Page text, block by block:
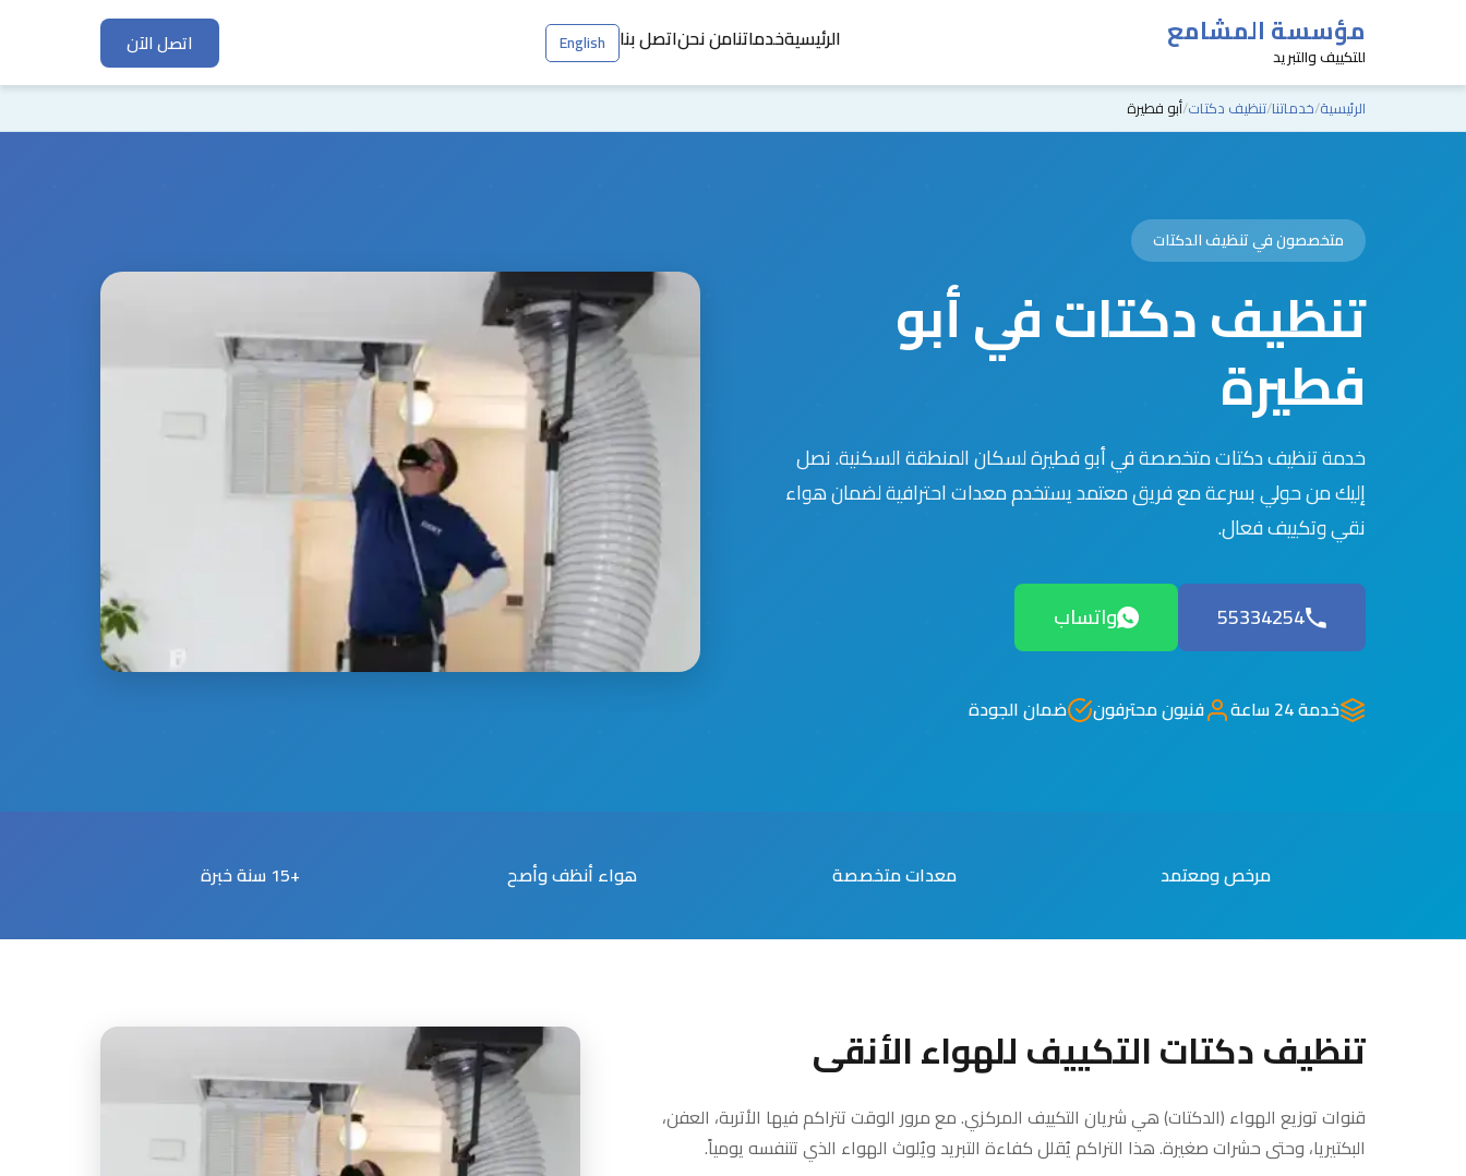
مؤسسة المشامع
للتكييف والتبريد
الرئيسيةخدماتنامن نحناتصل بنا English اتصل الآن
الرئيسية خدماتنا تنظيف دكتات أبو فطيرة
متخصصون في تنظيف الدكتات
تنظيف دكتات في أبو
فطيرة
خدمة تنظيف دكتات متخصصة في أبو فطيرة لسكان المنطقة السكنية. نصل
إليك من حولي بسرعة مع فريق معتمد يستخدم معدات احترافية لضمان هواء
نقي وتكييف فعال.
55334254 واتساب
خدمة 24 ساعة فنيون محترفون ضمان الجودة
مرخص ومعتمد معدات متخصصة هواء أنظف وأصح +15 سنة خبرة
تنظيف دكتات التكييف للهواء الأنقى
قنوات توزيع الهواء (الدكتات) هي شريان التكييف المركزي. مع مرور الوقت تتراكم فيها الأتربة، العفن،
البكتيريا، وحتى حشرات صغيرة. هذا التراكم يُقلل كفاءة التبريد ويُلوث الهواء الذي تتنفسه يومياً.